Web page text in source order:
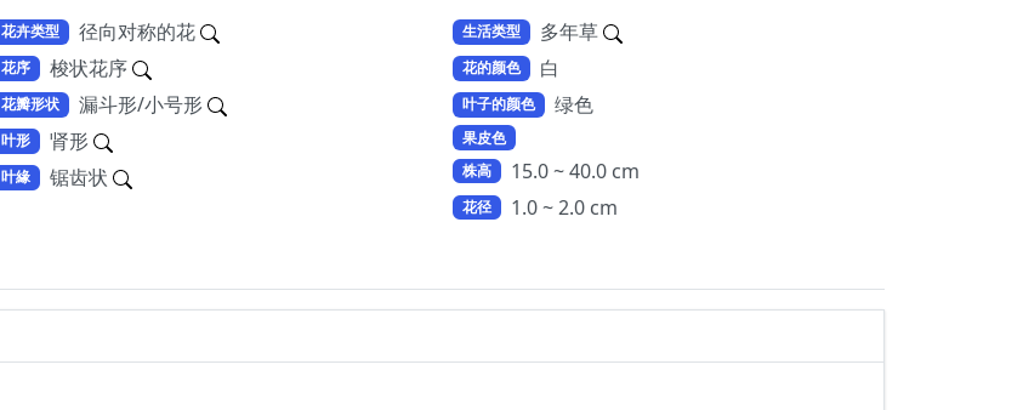
花卉类型 径向对称的花
花序 梭状花序
花瓣形状 漏斗形/小号形
叶形 肾形
叶緣 锯齿状
生活类型 多年草
花的颜色 白
叶子的颜色 绿色
果皮色
株高
15.0 ~ 40.0 cm
花径 1.0 ~ 2.0 cm